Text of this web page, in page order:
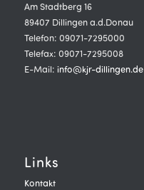
Am Stadtberg 16
89407 Dillingen a.d.Donau
Telefon: 09071-7295000
Telefax: 09071-7295008
E-Mail: info@kjr-dillingen.de
Links
Kontakt